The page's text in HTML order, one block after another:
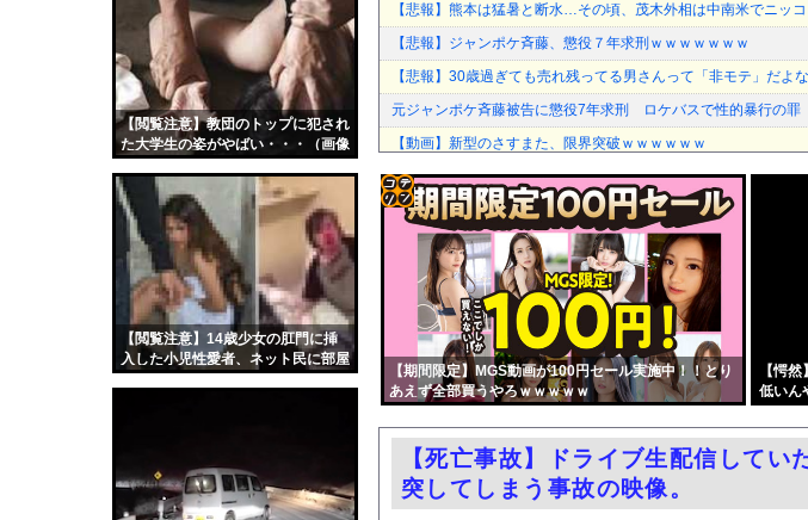
【閲覧注意】教団のトップに犯され
た大学生の姿がやばい・・・（画像
【閲覧注意】14歳少女の肛門に挿
入した小児性愛者、ネット民に部屋
ル
【悲報】熊本は猛暑と断水…その頃、茂木外相は中南米でニッ
【悲報】ジャンポケ斉藤、懲役７年求刑ｗｗｗｗｗｗｗ
【悲報】30歳過ぎても売れ残ってる男さんって「非モテ」だよ
元ジャンポケ斉藤被告に懲役7年求刑 ロケバスで性的暴行の罪
【動画】新型のさすまた、限界突破ｗｗｗｗｗｗ
【朗報】中華アニメ、やっぱ日本の後追いだった
【閲覧注意】大阪の治安が悪化しすぎてついに警察官が犯人を銃
【画像】週刊少年ジャンプさん ついに100万部を割ってしまう
ロシア戦車工場が攻撃されないのは、ウクライナ側が標的優先
格安電気代のためにインフラ投資を怠った韓国、朝鮮半島全域
アメリカ「日本の円安ヤバくね？アジア経済に影響出るし。」
【悲報】ヒカキンさん「VIVANT（ヴィヴァント）」
エロ漫画『りんこと叔父さんの初めての夏休み』をrawやhitomi
中国「大洪水！」中国ダム「決壊」地元民「公式発表より死者
元HKT48・長野雅(26)の「目が離せないカラダ」がコチラ part5
【新宿強盗未遂】18歳の在日中国人、クマよけスプレー強盗指
【期間限定】MGS動画が100円セール実施中！！とり
あえず全部買うやろｗｗｗｗｗ
【愕
低いん
コテ
ンク
自動
更新
【死亡事故】ドライブ生配信してい
突してしまう事故の映像。